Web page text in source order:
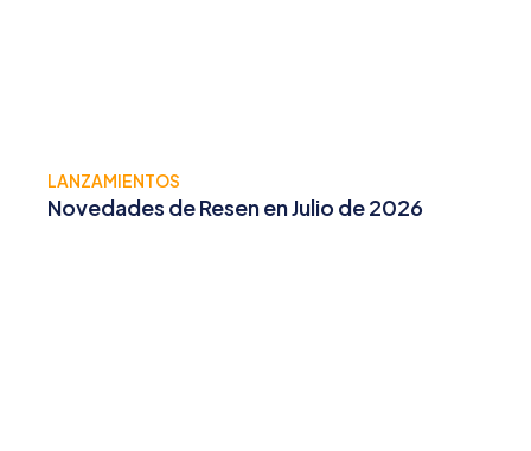
LANZAMIENTOS
Novedades de Resen en Julio de 2026